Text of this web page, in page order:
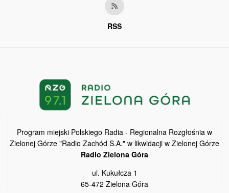
RSS
Program miejski Polskiego Radia - Regionalna Rozgłośnia w
Zielonej Górze "Radio Zachód S.A." w likwidacji w Zielonej Górze
Radio Zielona Góra
ul. Kukułcza 1
65-472 Zielona Góra